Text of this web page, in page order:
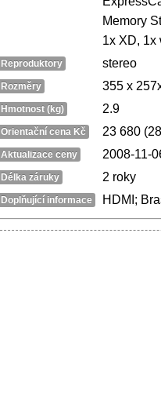
Memory
1x XD, 1x
Reproduktory stereo
Rozměry 355 x
Hmotnost (kg) 2.9
Orientační cena Kč 23 680
Aktualizace ceny 2008-11-
Délka záruky 2 roky
Doplňující informace HDMI;